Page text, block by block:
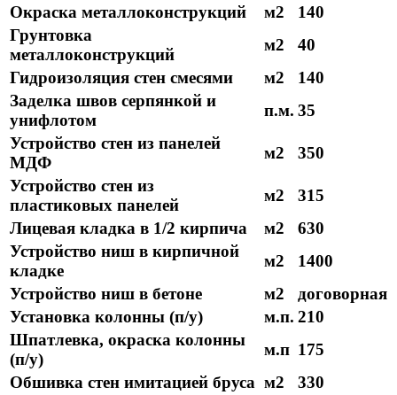
Окраска металлоконструкций
м2
140
Грунтовка
металлоконструкций
м2
40
Гидроизоляция стен смесями
м2
140
Заделка швов серпянкой и
унифлотом
п.м. 35
Устройство стен из панелей
МДФ
м2
350
Устройство стен из
пластиковых панелей
м2
315
Лицевая кладка в 1/2 кирпича
м2
630
Устройство ниш в кирпичной
кладке
м2
1400
Устройство ниш в бетоне
м2
договорная
Установка колонны (п/у)
м.п. 210
Шпатлевка, окраска колонны
(п/у)
м.п 175
Обшивка стен имитацией бруса м2
330